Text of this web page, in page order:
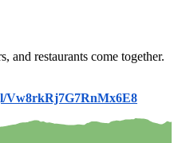
and restaurants come together.
Vw8rkRj7G7RnMx6E8